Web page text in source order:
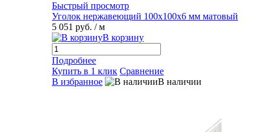
Быстрый просмотр
Уголок нержавеющий 100х100х6 мм матовый
5 051 руб. / м
В корзину
Подробнее
Купить в 1 клик Сравнение
В избранное
В наличии